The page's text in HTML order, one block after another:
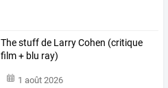
The stuff de Larry Cohen (critique
film + blu ray)
1 août 2026